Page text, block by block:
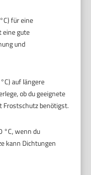
für eine
eine gute
und
auf längere
ob du geeignete
Frostschutz benötigst.
°C, wenn du
kann Dichtungen